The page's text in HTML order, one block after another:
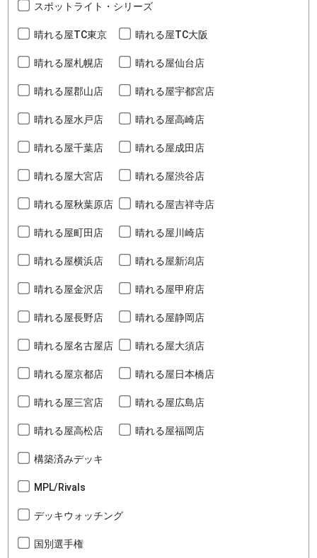
スポットライト・シリーズ
晴れる屋TC東京 晴れる屋TC大阪
晴れる屋札幌店 晴れる屋仙台店
晴れる屋郡山店 晴れる屋宇都宮店
晴れる屋水戸店 晴れる屋高崎店
晴れる屋千葉店 晴れる屋成田店
晴れる屋大宮店 晴れる屋渋谷店
晴れる屋秋葉原店 晴れる屋吉祥寺店
晴れる屋町田店 晴れる屋川崎店
晴れる屋横浜店 晴れる屋新潟店
晴れる屋金沢店 晴れる屋甲府店
晴れる屋長野店 晴れる屋静岡店
晴れる屋名古屋店 晴れる屋大須店
晴れる屋京都店 晴れる屋日本橋店
晴れる屋三宮店 晴れる屋広島店
晴れる屋高松店 晴れる屋福岡店
構築済みデッキ
MPL/Rivals
デッキウォッチング
国別選手権